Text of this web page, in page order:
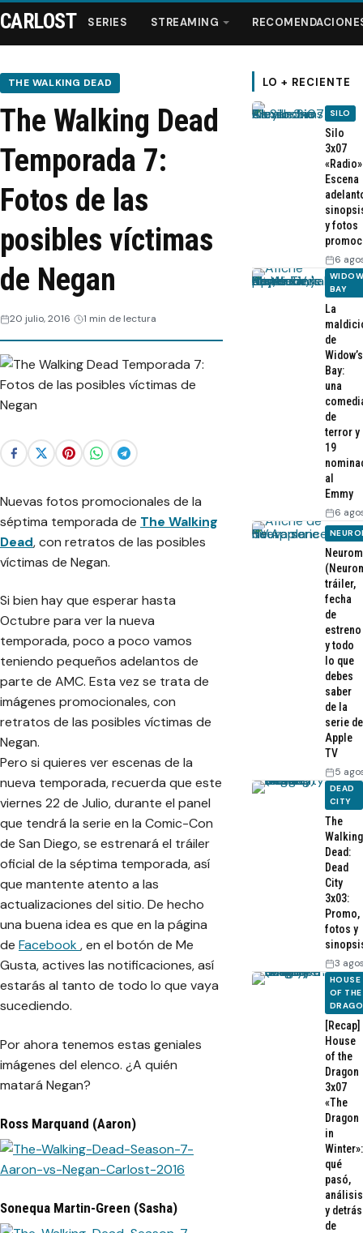
Series
Streaming
Recomendaciones
Webisodios
CARLOST SERIES STREAMING
THE WALKING DEAD
The Walking Dead
Temporada 7:
Fotos de las
posibles víctimas
de Negan
20 julio, 2016 1 min de lectura
Nuevas fotos promocionales de la
séptima temporada de The Walking
Dead, con retratos de las posibles
víctimas de Negan.
Si bien hay que esperar hasta
Octubre para ver la nueva
temporada, poco a poco vamos
teniendo pequeños adelantos de
parte de AMC. Esta vez se trata de
imágenes promocionales, con
retratos de las posibles víctimas de
Negan.
Pero si quieres ver escenas de la
nueva temporada, recuerda que este
viernes 22 de Julio, durante el panel
que tendrá la serie en la Comic-Con
de San Diego, se estrenará el tráiler
oficial de la séptima temporada, así
que mantente atento a las
actualizaciones del sitio. De hecho
una buena idea es que en la página
de Facebook, en el botón de Me
Gusta, actives las notificaciones, así
estarás al tanto de todo lo que vaya
sucediendo.
Por ahora tenemos estas geniales
imágenes del elenco. ¿A quién
matará Negan?
Ross Marquand (Aaron)
Sonequa Martin-Green (Sasha)
LO + RECIENTE
SILO
Silo
3x07
Escena
y fotos
6
BAY
La
de
Widow’s
Bay:
una
de
terror y
19
al
Emmy
6
tráiler,
fecha
de
estreno
y todo
lo que
debes
saber
de la
serie de
Apple
TV
5
DEAD
CITY
The
Walking
Dead:
Dead
City
3x03:
Promo,
fotos y
3
HOUSE
OF THE
[Recap]
House
of the
Dragon
3x07
«The
Dragon
in
Winter»:
qué
pasó,
análisis
y detrás
de